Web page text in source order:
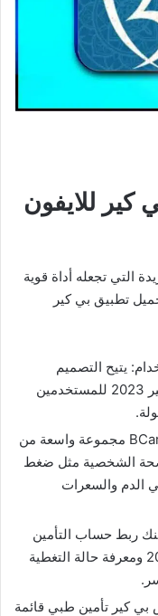
للايفون
التي تجعله أداة قوية
تطبيق بي كير
يتيح التصميم
البديهي والمنظم تحميل تطبيق بي كير 2023 للمستخدمين
تتبع الصحة الشخصية: يوفر برنامج BCare مجموعة واسعة من
الشخصية مثل ضغط
الدم والسعرات
ربط حساب التأمين
الخاص بك تحميل تطبيق بي كير 2023 ومعرفة حالة التغطية
بي كير تأمين طبي قائمة